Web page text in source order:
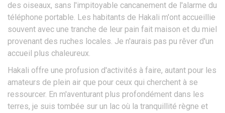
des oiseaux, sans l'impitoyable cancanement de l'alarme du
téléphone portable. Les habitants de Hakali m'ont accueillie
souvent avec une tranche de leur pain fait maison et du miel
provenant des ruches locales. Je n'aurais pas pu rêver d'un
accueil plus chaleureux.
Hakali offre une profusion d'activités à faire, autant pour les
amateurs de plein air que pour ceux qui cherchent à se
ressourcer. En m'aventurant plus profondément dans les
terres, je suis tombée sur un lac où la tranquillité règne et